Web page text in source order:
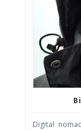
Digital